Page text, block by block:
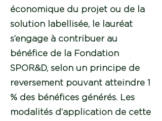
économique du projet ou de la
solution labellisée, le lauréat
s’engage à contribuer au
bénéfice de la Fondation
SPOR&D, selon un principe de
reversement pouvant atteindre 1
% des bénéfices générés. Les
modalités d’application de cette